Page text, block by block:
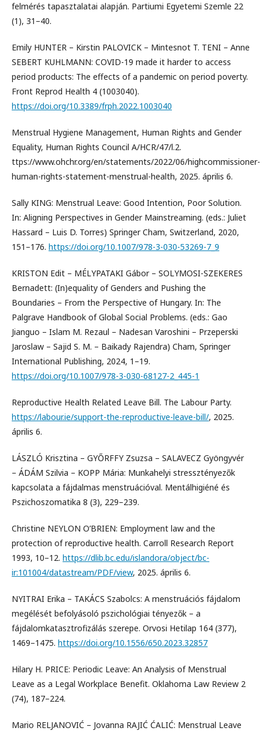
felmérés tapasztalatai alapján. Partiumi Egyetemi Szemle 22
(1), 31–40.
Emily HUNTER – Kirstin PALOVICK – Mintesnot T. TENI – Anne
SEBERT KUHLMANN: COVID-19 made it harder to access
period products: The effects of a pandemic on period poverty.
Front Reprod Health 4 (1003040).
https://doi.org/10.3389/frph.2022.1003040
Menstrual Hygiene Management, Human Rights and Gender
Equality, Human Rights Council A/HCR/47/l.2.
ttps://www.ohchr.org/en/statements/2022/06/highcommissioner-
human-rights-statement-menstrual-health, 2025. április 6.
Sally KING: Menstrual Leave: Good Intention, Poor Solution.
In: Aligning Perspectives in Gender Mainstreaming. (eds.: Juliet
Hassard – Luis D. Torres) Springer Cham, Switzerland, 2020,
151–176. https://doi.org/10.1007/978-3-030-53269-7_9
KRISTON Edit – MÉLYPATAKI Gábor – SOLYMOSI-SZEKERES
Bernadett: (In)equality of Genders and Pushing the
Boundaries – From the Perspective of Hungary. In: The
Palgrave Handbook of Global Social Problems. (eds.: Gao
Jianguo – Islam M. Rezaul – Nadesan Varoshini – Przeperski
Jaroslaw – Sajid S. M. – Baikady Rajendra) Cham, Springer
International Publishing, 2024, 1–19.
https://doi.org/10.1007/978-3-030-68127-2_445-1
Reproductive Health Related Leave Bill. The Labour Party.
https://labour.ie/support-the-reproductive-leave-bill/, 2025.
április 6.
LÁSZLÓ Krisztina – GYŐRFFY Zsuzsa – SALAVECZ Gyöngyvér
– ÁDÁM Szilvia – KOPP Mária: Munkahelyi stressztényezők
kapcsolata a fájdalmas menstruációval. Mentálhigiéné és
Pszichoszomatika 8 (3), 229–239.
Christine NEYLON O’BRIEN: Employment law and the
protection of reproductive health. Carroll Research Report
1993, 10–12. https://dlib.bc.edu/islandora/object/bc-
ir:101004/datastream/PDF/view, 2025. április 6.
NYITRAI Erika – TAKÁCS Szabolcs: A menstruációs fájdalom
megélését befolyásoló pszichológiai tényezők – a
fájdalomkatasztrofizálás szerepe. Orvosi Hetilap 164 (377),
1469–1475. https://doi.org/10.1556/650.2023.32857
Hilary H. PRICE: Periodic Leave: An Analysis of Menstrual
Leave as a Legal Workplace Benefit. Oklahoma Law Review 2
(74), 187–224.
Mario RELJANOVIĆ – Jovanna RAJIĆ ĆALIĆ: Menstrual Leave